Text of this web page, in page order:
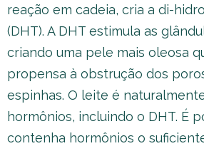
reação em cadeia, cria a di-
(DHT). A DHT estimula as
criando uma pele mais oleosa
propensa à obstrução dos
espinhas. O leite é
hormônios, incluindo o DHT. É
contenha hormônios o